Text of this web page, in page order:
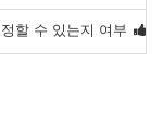
할 수 있는지 여부